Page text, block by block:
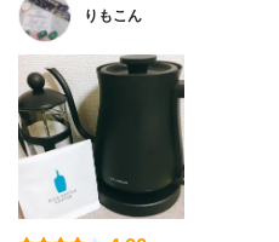
りもこん